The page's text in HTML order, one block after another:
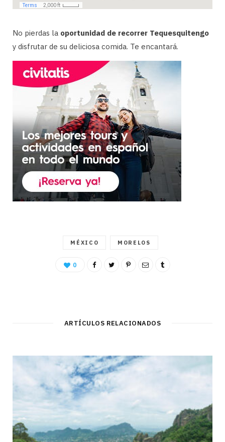
No pierdas la oportunidad de recorrer Tequesquitengo
y disfrutar de su deliciosa comida. Te encantará.
MÉXICO MORELOS
0
ARTÍCULOS RELACIONADOS